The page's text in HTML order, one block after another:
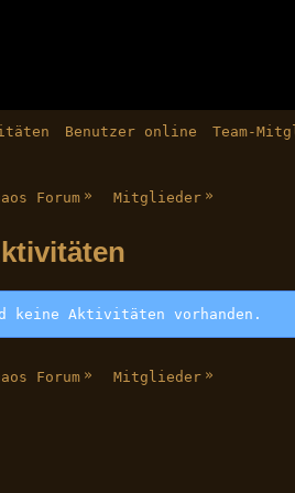
Benutzer online Team-
Forum » Mitglieder »
keine Aktivitäten vorhanden.
Forum » Mitglieder »